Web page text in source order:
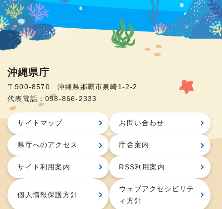
沖縄県庁
〒900-8570 沖縄県那覇市泉崎1-2-2
代表電話：098-866-2333
サイトマップ お問い合わせ
県庁へのアクセス 庁舎案内
サイト利用案内 RSS利用案内
個人情報保護方針
ウェブアクセシビリテ
ィ方針